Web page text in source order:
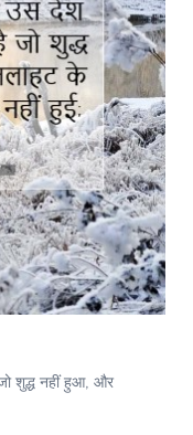
शुद्ध नहीं हुआ, और